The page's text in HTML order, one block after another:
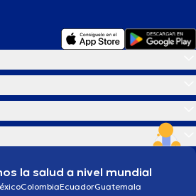
la salud a nivel mundial
ColombiaEcuadorGuatemala